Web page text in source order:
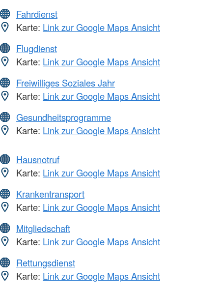
Fahrdienst
Karte: Link zur Google Maps Ansicht
Flugdienst
Karte: Link zur Google Maps Ansicht
Freiwilliges Soziales Jahr
Karte: Link zur Google Maps Ansicht
Gesundheitsprogramme
Karte: Link zur Google Maps Ansicht
Hausnotruf
Karte: Link zur Google Maps Ansicht
Krankentransport
Karte: Link zur Google Maps Ansicht
Mitgliedschaft
Karte: Link zur Google Maps Ansicht
Rettungsdienst
Karte: Link zur Google Maps Ansicht